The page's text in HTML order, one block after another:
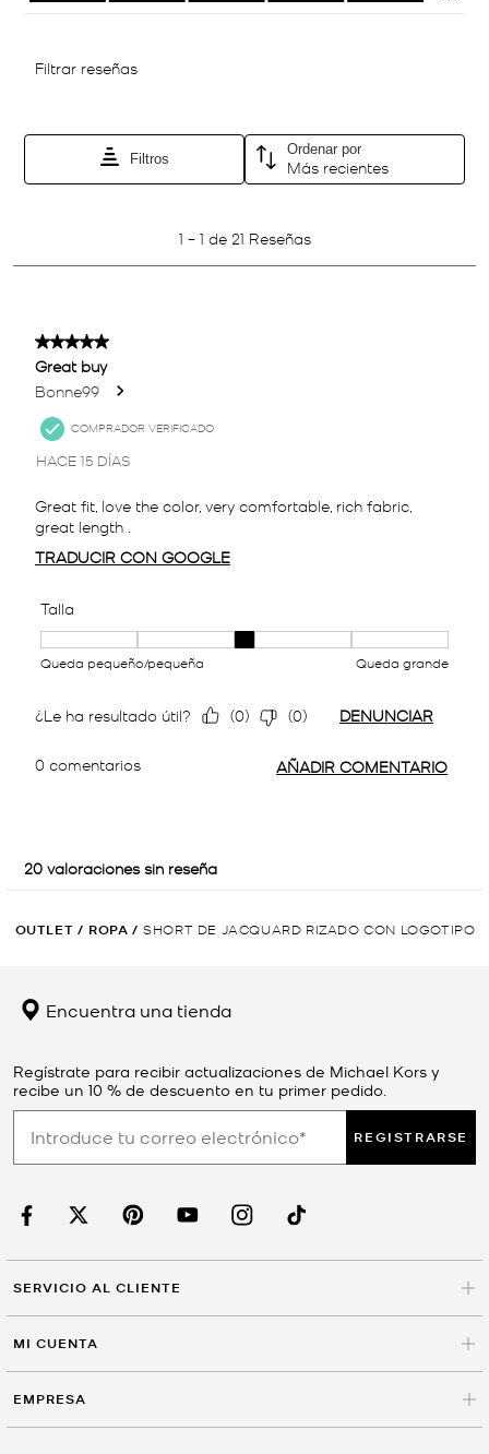
OUTLET / ROPA / SHORT DE JACQUARD RIZADO CON LOGOTIPO
Encuentra una tienda
Regístrate para recibir actualizaciones de Michael Kors y
recibe un 10 % de descuento en tu primer pedido.
REGISTRARSE
SERVICIO AL CLIENTE
MI CUENTA
EMPRESA